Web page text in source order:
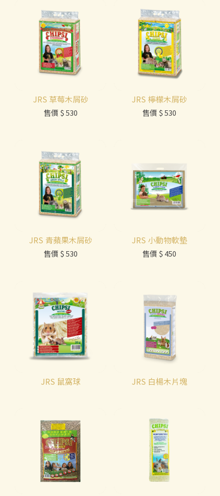
JRS 草莓木屑砂
售價 $ 530
JRS 檸檬木屑砂
售價 $ 530
JRS 青蘋果木屑砂
售價 $ 530
JRS 小動物軟墊
售價 $ 450
JRS 鼠窩球 JRS 白楊木片塊